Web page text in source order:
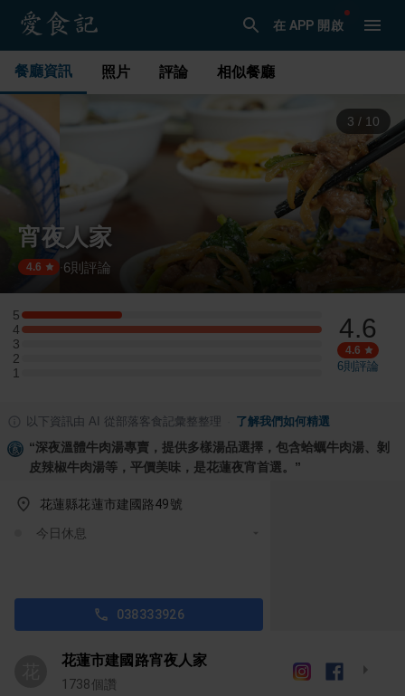
在 APP 開啟
餐廳資訊 照片 評論 相似餐廳
3 / 10
宵夜人家
4.6 ·6則評論
5
5 星：1 則評論
4
4 星：3 則評論
3
3 星：0 則評論
2
2 星：0 則評論
1
1 星：0 則評論
4.6
4.6
6則評論
以下資訊由 AI 從部落客食記彙整整理 了解我們如何精選
“深夜溫體牛肉湯專賣，提供多樣湯品選擇，包含蛤蠣牛肉湯、剝
皮辣椒牛肉湯等，平價美味，是花蓮夜宵首選。 ”
花蓮縣花蓮市建國路49號
今日休息
038333926
花蓮市建國路宵夜人家
1738個讚